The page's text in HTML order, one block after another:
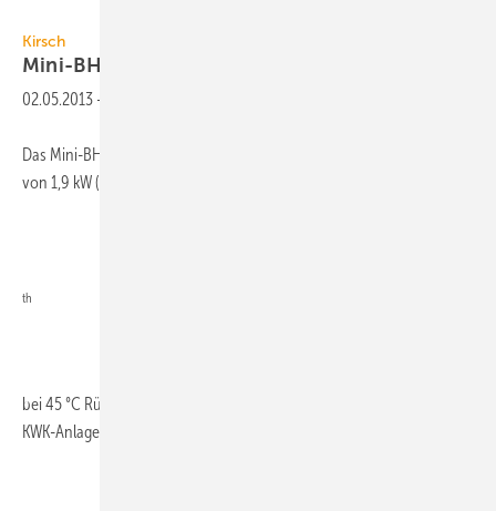
Kirsch
Mini-BHKW Knurznano mit 1,9
02.05.2013 -
Das Mini-BHKW Knurznano hat Kirsch mit einer elektrischen Leistung
von 1,9 kW (9 kW
th
bei 45 °C Rücklauftemperatur) ausgelegt. Hintergrund: Betreiber von
KWK-Anlagen bis 2,0 kW